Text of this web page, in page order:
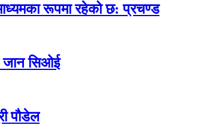
रूपमा रहेको छ: प्रचण्ड
जान सिओई
पौडेल